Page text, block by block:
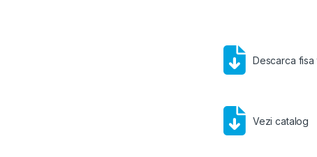
Descarca fisa
Vezi catalog